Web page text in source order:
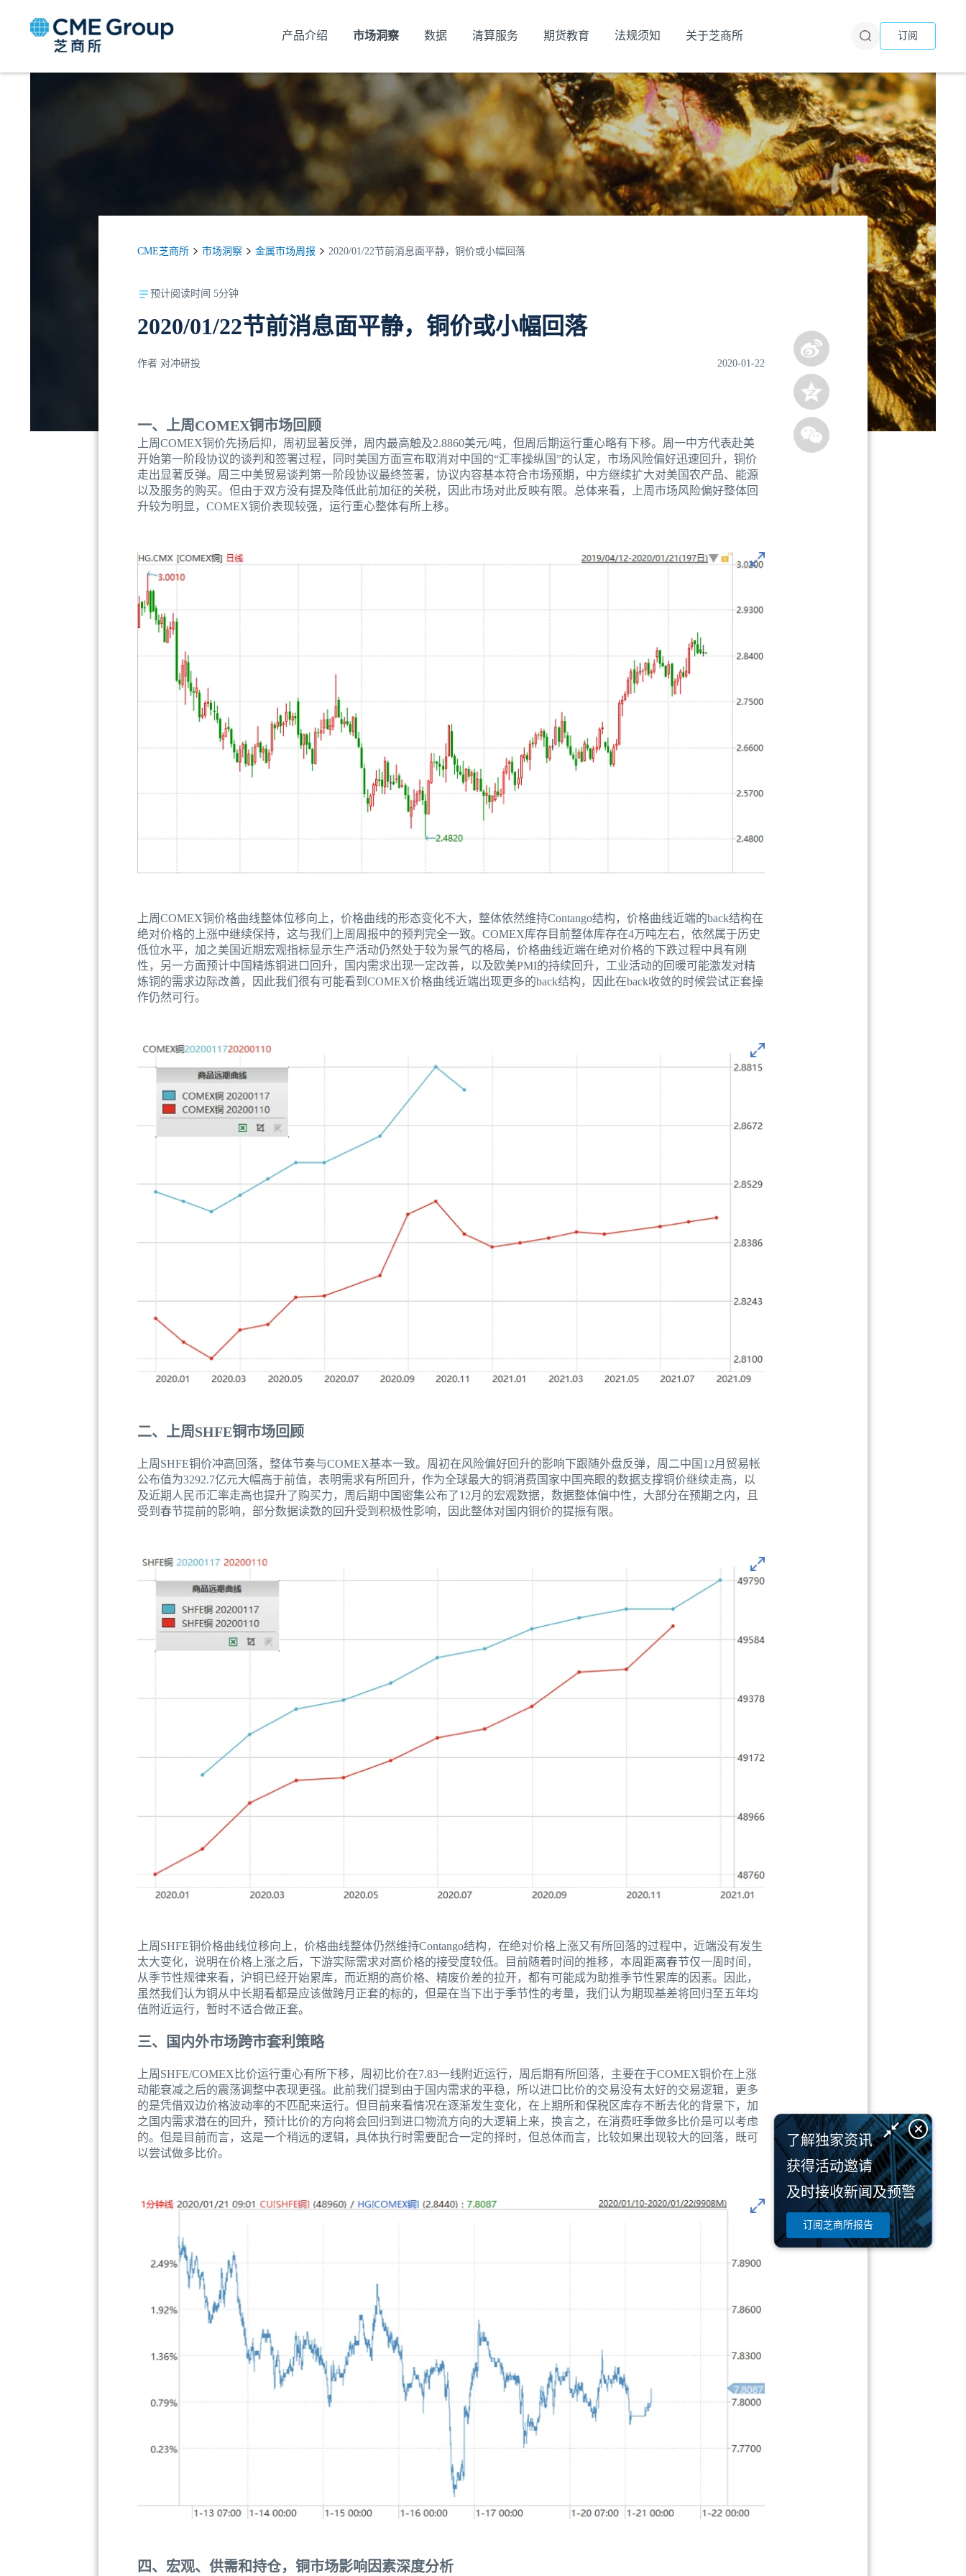
产品介绍 市场洞察 数据 清算服务 期货教育 法规须知 关于芝商所 订阅
CME芝商所 市场洞察 金属市场周报 2020/01/22节前消息面平静，铜价或小幅回落
预计阅读时间 5分钟
2020/01/22节前消息面平静，铜价或小幅回落
作者 对冲研投 2020-01-22
一、上周COMEX铜市场回顾
上周COMEX铜价先扬后抑，周初显著反弹，周内最高触及2.8860美元/吨，但周后期运行重心略有下移。周一中方代表赴美
开始第一阶段协议的谈判和签署过程，同时美国方面宣布取消对中国的“汇率操纵国”的认定，市场风险偏好迅速回升，铜价
走出显著反弹。周三中美贸易谈判第一阶段协议最终签署，协议内容基本符合市场预期，中方继续扩大对美国农产品、能源
以及服务的购买。但由于双方没有提及降低此前加征的关税，因此市场对此反映有限。总体来看，上周市场风险偏好整体回
升较为明显，COMEX铜价表现较强，运行重心整体有所上移。
上周COMEX铜价格曲线整体位移向上，价格曲线的形态变化不大，整体依然维持Contango结构，价格曲线近端的back结构在
绝对价格的上涨中继续保持，这与我们上周周报中的预判完全一致。COMEX库存目前整体库存在4万吨左右，依然属于历史
低位水平，加之美国近期宏观指标显示生产活动仍然处于较为景气的格局，价格曲线近端在绝对价格的下跌过程中具有刚
性，另一方面预计中国精炼铜进口回升，国内需求出现一定改善，以及欧美PMI的持续回升，工业活动的回暖可能激发对精
炼铜的需求边际改善，因此我们很有可能看到COMEX价格曲线近端出现更多的back结构，因此在back收敛的时候尝试正套操
作仍然可行。
二、上周SHFE铜市场回顾
上周SHFE铜价冲高回落，整体节奏与COMEX基本一致。周初在风险偏好回升的影响下跟随外盘反弹，周二中国12月贸易帐
公布值为3292.7亿元大幅高于前值，表明需求有所回升，作为全球最大的铜消费国家中国亮眼的数据支撑铜价继续走高，以
及近期人民币汇率走高也提升了购买力，周后期中国密集公布了12月的宏观数据，数据整体偏中性，大部分在预期之内，且
受到春节提前的影响，部分数据读数的回升受到积极性影响，因此整体对国内铜价的提振有限。
上周SHFE铜价格曲线位移向上，价格曲线整体仍然维持Contango结构，在绝对价格上涨又有所回落的过程中，近端没有发生
太大变化，说明在价格上涨之后，下游实际需求对高价格的接受度较低。目前随着时间的推移，本周距离春节仅一周时间，
从季节性规律来看，沪铜已经开始累库，而近期的高价格、精废价差的拉开，都有可能成为助推季节性累库的因素。因此，
虽然我们认为铜从中长期看都是应该做跨月正套的标的，但是在当下出于季节性的考量，我们认为期现基差将回归至五年均
值附近运行，暂时不适合做正套。
三、国内外市场跨市套利策略
上周SHFE/COMEX比价运行重心有所下移，周初比价在7.83一线附近运行，周后期有所回落，主要在于COMEX铜价在上涨
动能衰减之后的震荡调整中表现更强。此前我们提到由于国内需求的平稳，所以进口比价的交易没有太好的交易逻辑，更多
的是凭借双边价格波动率的不匹配来运行。但目前来看情况在逐渐发生变化，在上期所和保税区库存不断去化的背景下，加
之国内需求潜在的回升，预计比价的方向将会回归到进口物流方向的大逻辑上来，换言之，在消费旺季做多比价是可以考虑
的。但是目前而言，这是一个稍远的逻辑，具体执行时需要配合一定的择时，但总体而言，比较如果出现较大的回落，既可
以尝试做多比价。
四、宏观、供需和持仓，铜市场影响因素深度分析
了解独家资讯
获得活动邀请
及时接收新闻及预警
订阅芝商所报告